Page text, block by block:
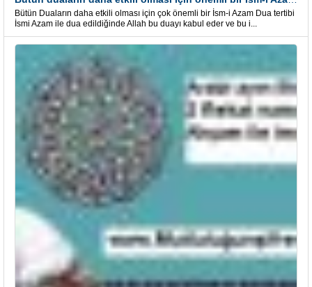
Bütün Duaların daha etkili olması için çok önemli bir İsm-i Azam Dua tertibi
İsmi Azam ile dua edildiğinde Allah bu duayı kabul eder ve bu i...